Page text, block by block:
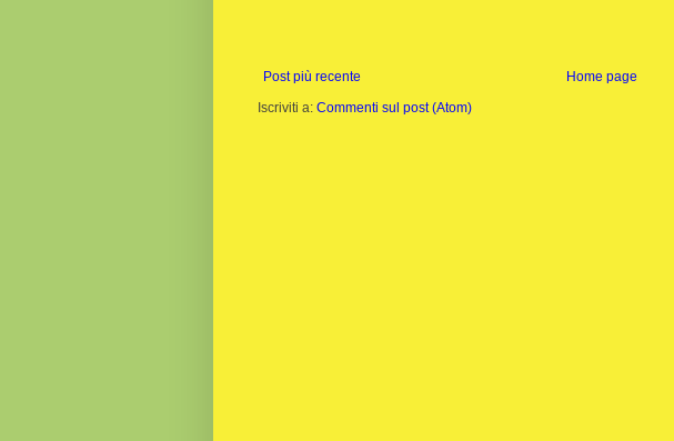
Post più recente
Home page
Iscriviti a: Commenti sul post (Atom)